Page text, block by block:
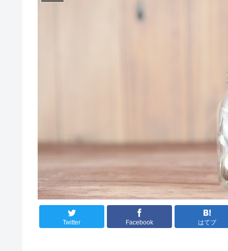
Twitter Facebook はてブ